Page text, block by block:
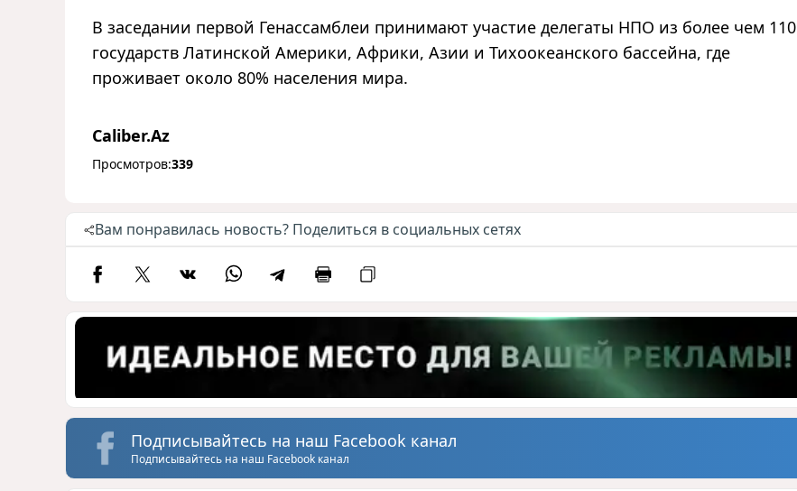
В заседании первой Генассамблеи принимают участие делегаты НПО из более чем 110
государств Латинской Америки, Африки, Азии и Тихоокеанского бассейна, где
проживает около 80% населения мира.
Caliber.Az
Просмотров:339
Вам понравилась новость? Поделиться в социальных сетях
Подписывайтесь на наш Facebook канал
Подписывайтесь на наш Facebook канал